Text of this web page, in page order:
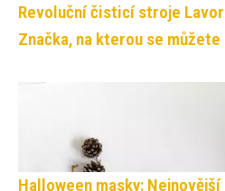
Revoluční čisticí stroje
Značka, na kterou se
Halloween masky: